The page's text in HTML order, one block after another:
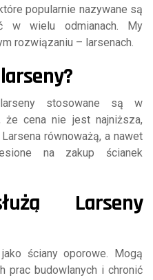
popularnie nazywane są
w wielu odmianach. My
rozwiązaniu – larsenach.
larseny stosowane są w
że cena nie jest najniższa,
równoważą, a nawet
na zakup ścianek
Larseny
ściany oporowe. Mogą
prac budowlanych i chronić